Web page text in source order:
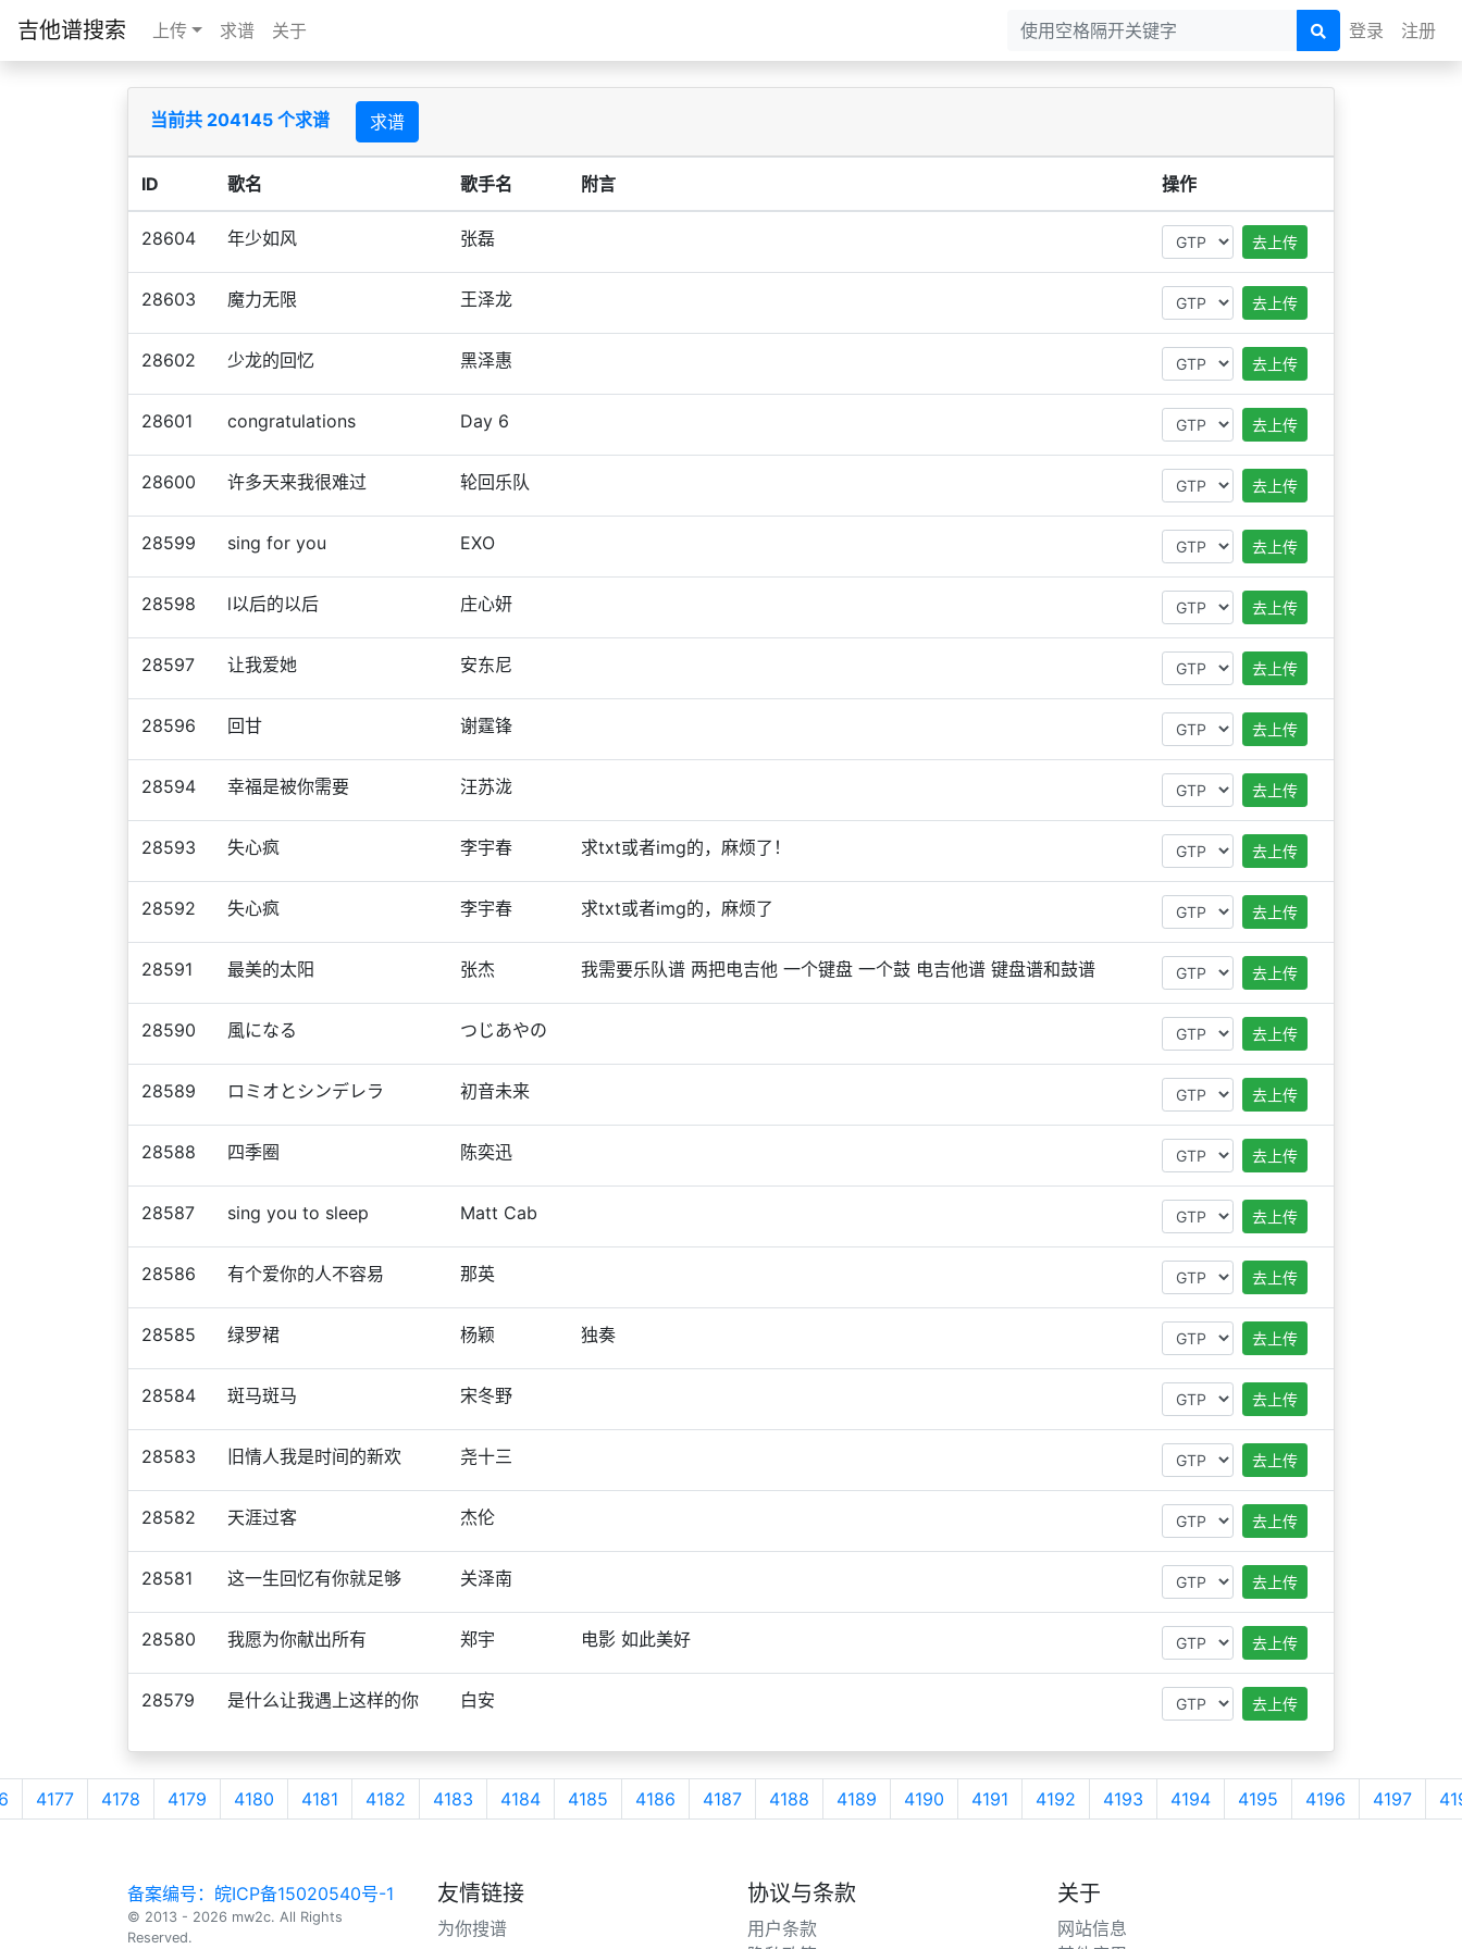
吉他谱搜索 上传 求谱 关于 登录 注册
当前共 204145 个求谱 求谱
ID 歌名 歌手名 附言 操作
28604 年少如风 张磊 去上传
28603 魔力无限 王泽龙 去上传
28602 少龙的回忆 黑泽惠 去上传
28601 congratulations Day 6 去上传
28600 许多天来我很难过 轮回乐队 去上传
28599 sing for you EXO 去上传
28598 l以后的以后 庄心妍 去上传
28597 让我爱她 安东尼 去上传
28596 回甘 谢霆锋 去上传
28594 幸福是被你需要 汪苏泷 去上传
28593 失心疯 李宇春 求txt或者img的，麻烦了！ 去上传
28592 失心疯 李宇春 求txt或者img的，麻烦了 去上传
28591 最美的太阳 张杰 我需要乐队谱 两把电吉他 一个键盘 一个鼓 电吉他谱 键盘谱和鼓谱 去上传
28590 風になる つじあやの 去上传
28589 ロミオとシンデレラ 初音未来 去上传
28588 四季圈 陈奕迅 去上传
28587 sing you to sleep Matt Cab 去上传
28586 有个爱你的人不容易 那英 去上传
28585 绿罗裙 杨颖 独奏 去上传
28584 斑马斑马 宋冬野 去上传
28583 旧情人我是时间的新欢 尧十三 去上传
28582 天涯过客 杰伦 去上传
28581 这一生回忆有你就足够 关泽南 去上传
28580 我愿为你献出所有 郑宇 电影 如此美好 去上传
28579 是什么让我遇上这样的你 白安 去上传
4177 4178 4179 4180 4181 4182 4183 4184 4185 4186 4187 4188 4189 4190 4191 4192 4193 4194 4195 4196 4197
备案编号：皖ICP备15020540号-1
© 2013 - 2026 mw2c. All Rights
Reserved.
友情链接
为你搜谱
协议与条款
用户条款
关于
网站信息